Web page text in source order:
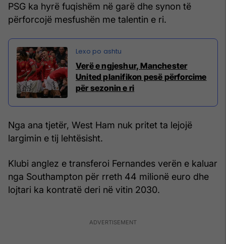
PSG ka hyrë fuqishëm në garë dhe synon të
përforcojë mesfushën me talentin e ri.
Verë e ngjeshur, Manchester
United planifikon pesë përforcime
për sezonin e ri
Nga ana tjetër, West Ham nuk pritet ta lejojë
largimin e tij lehtësisht.
Klubi anglez e transferoi Fernandes verën e kaluar
nga Southampton për rreth 44 milionë euro dhe
lojtari ka kontratë deri në vitin 2030.